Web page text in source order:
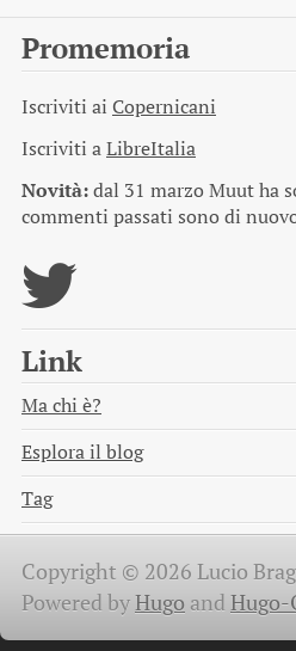
Promemoria
Iscriviti ai Copernicani
Iscriviti aLibreItalia
Novità:dal 31 marzo Muut ha
commenti passati sono di
Link
Ma chi è?
Esplora il blog
Tag
Copyright © 2026 Lucio
Powered byHugo and Hugo-